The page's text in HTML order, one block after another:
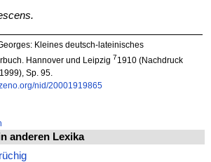
Kleines deutsch-lateinisches
Hannover und Leipzig 71910 (Nachdruck
Sp. 95.
nid/20001919865
anderen Lexika